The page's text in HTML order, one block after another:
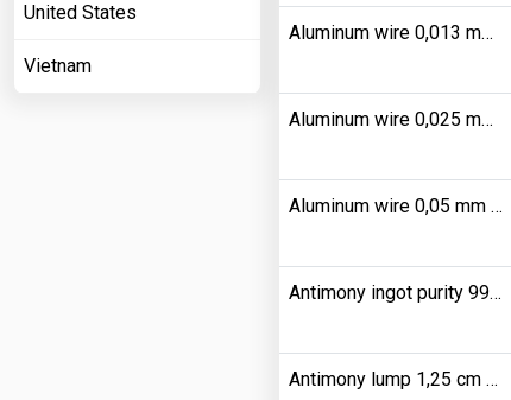
Aluminum wire 0,013 mm purity 9985000
Aluminum wire 0,025 mm purity 9999000
Aluminum wire 0,05 mm purity 9999000
Antimony ingot purity 9999000
Antimony lump 1,25 cm purity 9950000
United States
Vietnam